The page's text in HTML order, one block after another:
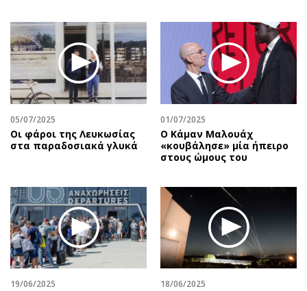
05/07/2025
Οι φάροι της Λευκωσίας
στα παραδοσιακά γλυκά
01/07/2025
Ο Κάμαν Μαλουάχ
«κουβάλησε» μία ήπειρο
στους ώμους του
19/06/2025 18/06/2025